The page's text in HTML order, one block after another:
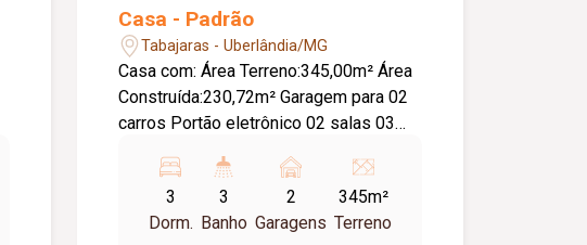
Casa - Padrão
Tabajaras - Uberlândia/MG
Casa com: Área Terreno:345,00m² Área
Construída:230,72m² Garagem para 02
carros Portão eletrônico 02 salas 03
armários Banheiros com armários e box
em blindex Escritório Jardim de inverno
com pergolado Cozinha planejada
3
Dorm.
3
Banho
2
Garagens
345m²
Terreno